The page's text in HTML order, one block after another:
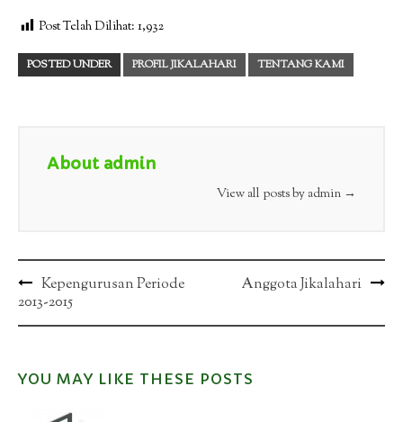
Post Telah Dilihat: 1,932
POSTED UNDER PROFIL JIKALAHARI TENTANG KAMI
About admin
View all posts by admin →
Post
navigation
Kepengurusan Periode
2013-2015
Anggota Jikalahari
YOU MAY LIKE THESE POSTS